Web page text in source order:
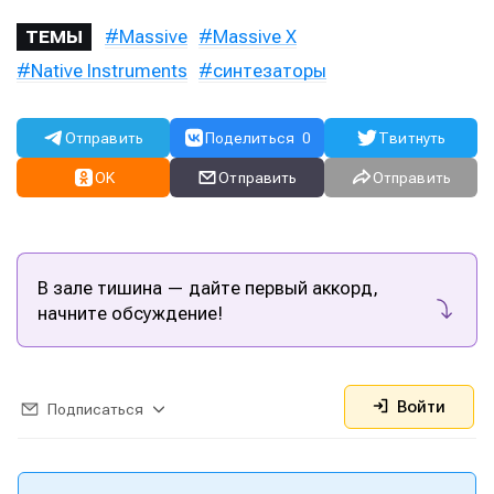
ТЕМЫ Massive
Massive X
Native Instruments
синтезаторы
Отправить Поделиться 0 Твитнуть
OK Отправить Отправить
В зале тишина — дайте первый аккорд,
начните обсуждение!
Подписаться Войти